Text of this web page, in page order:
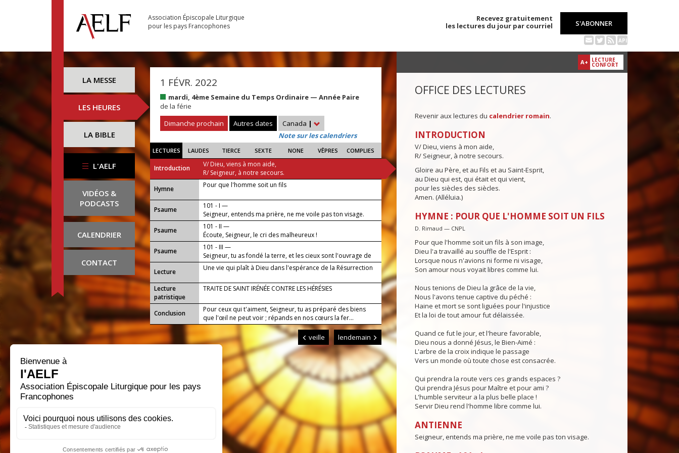
Association Épiscopale Liturgique
pour les pays Francophones
Recevez gratuitement
les lectures du jour par courriel
S'ABONNER
API
LA MESSE
LES HEURES
LA BIBLE
L'AELF
VIDÉOS &
PODCASTS
CALENDRIER
CONTACT
1 FÉVR. 2022
mardi, 4ème Semaine du Temps Ordinaire — Année Paire
de la férie
Dimanche prochain
Autres dates Canada |
Note sur les calendriers
LECTURES LAUDES TIERCE SEXTE NONE VÊPRES COMPLIES
Introduction
V/ Dieu, viens à mon aide,
R/ Seigneur, à notre secours.
...
Hymne Pour que l'homme soit un fils
Psaume
101 - I —
Seigneur, entends ma prière, ne me voile pas ton visage.
Psaume
101 - II —
Écoute, Seigneur, le cri des malheureux !
Psaume
101 - III —
Seigneur, tu as fondé la terre, et les cieux sont l'ouvrage de
tes mains.
Lecture
Une vie qui plaît à Dieu dans l'espérance de la Résurrection
Lecture
patristique
TRAITE DE SAINT IRÉNÉE CONTRE LES HÉRÉSIES
Conclusion
Pour ceux qui t'aiment, Seigneur, tu as préparé des biens
que l'œil ne peut voir ; répands en nos cœurs la fer...
veille lendemain
A+ LECTURE
CONFORT
OFFICE DES LECTURES
Revenir aux lectures du calendrier romain.
INTRODUCTION
V/ Dieu, viens à mon aide,
R/ Seigneur, à notre secours.
Gloire au Père, et au Fils et au Saint-Esprit,
au Dieu qui est, qui était et qui vient,
pour les siècles des siècles.
Amen. (Alléluia.)
HYMNE : POUR QUE L'HOMME SOIT UN FILS
D. Rimaud — CNPL
Pour que l'homme soit un fils à son image,
Dieu l'a travaillé au souffle de l'Esprit :
Lorsque nous n'avions ni forme ni visage,
Son amour nous voyait libres comme lui.
Nous tenions de Dieu la grâce de la vie,
Nous l'avons tenue captive du péché :
Haine et mort se sont liguées pour l'injustice
Et la loi de tout amour fut délaissée.
Quand ce fut le jour, et l'heure favorable,
Dieu nous a donné Jésus, le Bien-Aimé :
L'arbre de la croix indique le passage
Vers un monde où toute chose est consacrée.
Qui prendra la route vers ces grands espaces ?
Qui prendra Jésus pour Maître et pour ami ?
L'humble serviteur a la plus belle place !
Servir Dieu rend l'homme libre comme lui.
ANTIENNE
Seigneur, entends ma prière, ne me voile pas ton visage.